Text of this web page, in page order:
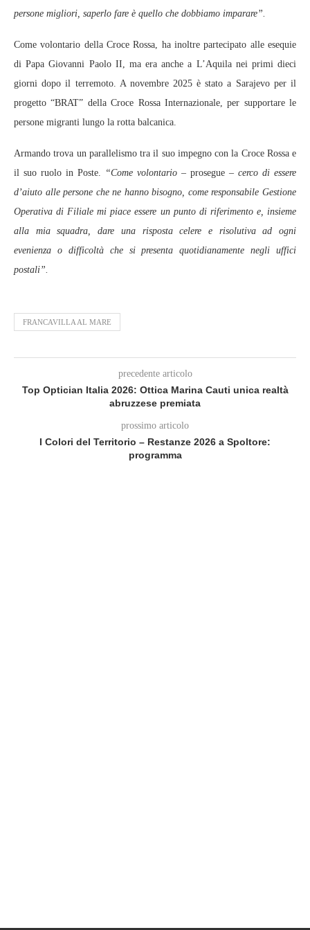
persone migliori, saperlo fare è quello che dobbiamo imparare”.
Come volontario della Croce Rossa, ha inoltre partecipato alle esequie
di Papa Giovanni Paolo II, ma era anche a L’Aquila nei primi dieci
giorni dopo il terremoto. A novembre 2025 è stato a Sarajevo per il
progetto “BRAT” della Croce Rossa Internazionale, per supportare le
persone migranti lungo la rotta balcanica.
Armando trova un parallelismo tra il suo impegno con la Croce Rossa e
il suo ruolo in Poste.
“Come volontario – prosegue – cerco di essere
d’aiuto alle persone che ne hanno bisogno, come responsabile Gestione
Operativa di Filiale mi piace essere un punto di riferimento e, insieme
alla mia squadra, dare una risposta celere e risolutiva ad ogni
evenienza o difficoltà che si presenta quotidianamente negli uffici
postali”.
FRANCAVILLA AL MARE
precedente articolo
Top Optician Italia 2026: Ottica Marina Cauti unica realtà
abruzzese premiata
prossimo articolo
I Colori del Territorio – Restanze 2026 a Spoltore:
programma